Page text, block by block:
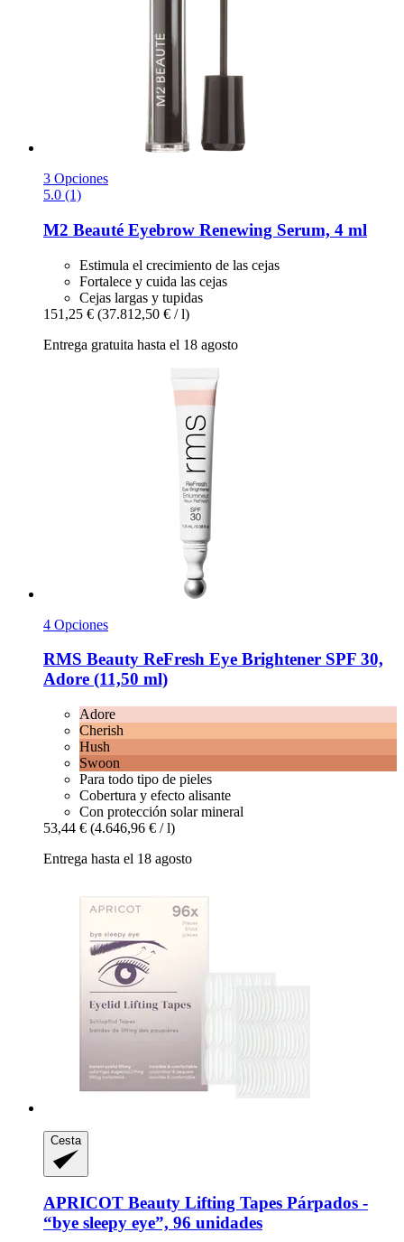
3 Opciones
5.0 (1)
M2 Beauté Eyebrow Renewing Serum, 4 ml
Estimula el crecimiento de las cejas
Fortalece y cuida las cejas
Cejas largas y tupidas
151,25 € (37.812,50 € / l)
Entrega gratuita hasta el 18 agosto
4 Opciones
RMS Beauty ReFresh Eye Brightener SPF 30,
Adore (11,50 ml)
Adore
Cherish
Hush
Swoon
Para todo tipo de pieles
Cobertura y efecto alisante
Con protección solar mineral
53,44 € (4.646,96 € / l)
Entrega hasta el 18 agosto
Cesta
APRICOT Beauty Lifting Tapes Párpados -​
“bye sleepy eye”, 96 unidades